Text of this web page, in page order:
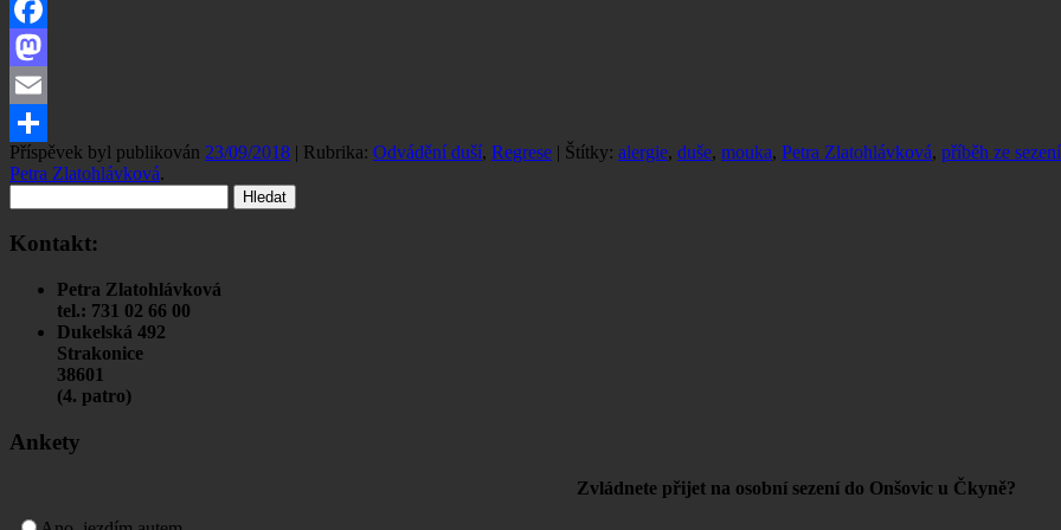
Facebook
Mastodon
Email
Share
Příspěvek byl publikován 23/09/2018 | Rubrika: Odvádění duší, Regrese | Štítky: alergie, duše, mouka, Petra Zlatohlávková, příběh ze sezení
Petra Zlatohlávková.
Kontakt:
Petra Zlatohlávková
tel.: 731 02 66 00
Dukelská 492
Strakonice
38601
(4. patro)
Ankety
Zvládnete přijet na osobní sezení do Onšovic u Čkyně?